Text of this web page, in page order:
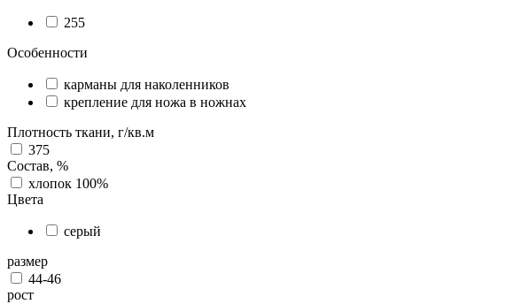
255
Особенности
карманы для наколенников
крепление для ножа в ножнах
Плотность ткани, г/кв.м
375
Состав, %
хлопок 100%
Цвета
серый
размер
44-46
рост